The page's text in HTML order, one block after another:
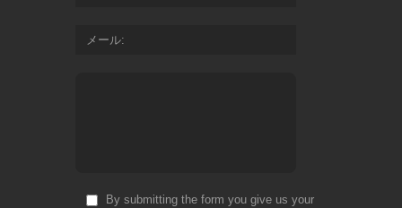
メール
By submitting the form you give us your